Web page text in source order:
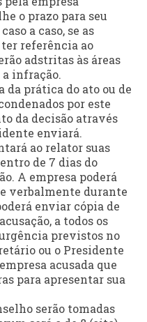
o prazo para seu
a caso, se as
referência ao
adstritas às áreas
a infração.
da prática do ato ou de
por este
da decisão através
enviará.
ao relator suas
de 7 dias do
A empresa poderá
verbalmente durante
enviar cópia de
a todos os
previstos no
ou o Presidente
acusada que
para apresentar sua
serão tomadas